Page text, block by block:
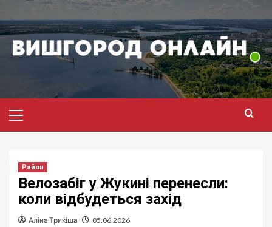
до
вмісту
меню
Район
Велозабіг у Жукині перенесли:
коли відбудеться захід
Аліна Трикіша 05.06.2026